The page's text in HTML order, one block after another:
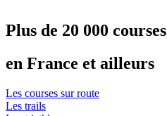
Plus de 20 000 courses
en France et ailleurs
Les courses sur route
Les trails